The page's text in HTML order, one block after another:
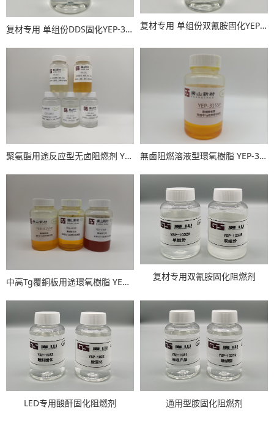
复材专用 单组份DDS固化YEP-3015S 复材专用 单组份双氰胺固化YEP-3015D
聚氨酯用途反应型无卤阻燃剂 YSP-1022、YSP-1011、YSP-1012/1012W 、YSP-1010 無鹵阻燃溶液型環氧樹脂 YEP-3155P
中高Tg覆銅板用途環氧樹脂 YEB-4155P＆YEB-4175P＆YEB-4185P 复材专用双氰胺固化阻燃剂
LED专用酸酐固化阻燃剂 通用型胺固化阻燃剂